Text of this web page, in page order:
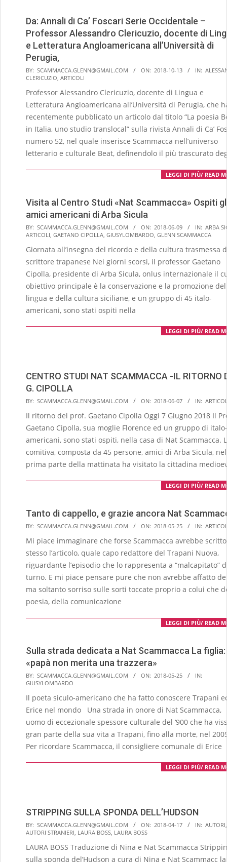
Da: Annali di Ca’ Foscari Serie Occidentale –
Professor Alessandro Clericuzio, docente di
e Letteratura Angloamericana all’Università di
Perugia,
2018-
10-
13
BY: SCAMMACCA.GLENN@GMAIL.COM ON: 2018-10-13 IN:
CLERICUZIO ARTICOLI
Professor Alessandro Clericuzio, docente di Lingua e
Letteratura Angloamericana all’Università di Perugia, che
recentemente pubblicato un articolo dal titolo “La poesia
in Italia, uno studio translocal” sulla rivista Annali di Ca’
numero 52, nel quale inserisce Scammacca nell’universo
letterario e culturale Beat, definendolo il più trascurato
LEGGI DI PIÙ/ READ
Visita al Centro Studi «Nat Scammacca» Ospiti
amici americani di Arba Sicula
2018-
06-
09
BY: SCAMMACCA.GLENN@GMAIL.COM ON: 2018-06-09 IN: ARBA
ARTICOLI GAETANO CIPOLLA GIUSYLOMBARDO GLENN SCAMMACCA
Giornata all’insegna del ricordo e della cultura trasmessa
scrittore trapanese Nei giorni scorsi, il professor Gaetano
Cipolla, presidente di Arba Sicula, onlus internazionale il
obiettivo principale è la conservazione e la promozione
lingua e della cultura siciliane, e un gruppo di 45 italo-
americani, sono stati ospiti nella
LEGGI DI PIÙ/ READ
CENTRO STUDI NAT SCAMMACCA -IL RITORNO
G. CIPOLLA
2018-
06-
07
BY: SCAMMACCA.GLENN@GMAIL.COM ON: 2018-06-07 IN:
Il ritorno del prof. Gaetano Cipolla Oggi 7 Giugno 2018 Il
Gaetano Cipolla, sua moglie Florence ed un gruppo di italo-
americani, sono stati ospiti, nella casa di Nat Scammacca.
comitiva, composta da 45 persone, amici di Arba Sicula,
prima parte della mattinata ha visitato la cittadina
LEGGI DI PIÙ/ READ
Tanto di cappello, e grazie ancora Nat
2018-
05-
25
BY: SCAMMACCA.GLENN@GMAIL.COM ON: 2018-05-25 IN:
Mi piace immaginare che forse Scammacca avrebbe
stesso l’articolo, quale capo redattore del Trapani Nuova,
riguardante l’episodio che lo rappresenta a “malcapitato”
turno. E mi piace pensare pure che non avrebbe affatto
ma soltanto sorriso sulle sorti toccate proprio a colui che
poesia, della comunicazione
LEGGI DI PIÙ/ READ
Sulla strada dedicata a Nat Scammacca La figlia:
«papà non merita una trazzera»
2018-
05-
25
BY: SCAMMACCA.GLENN@GMAIL.COM ON: 2018-05-25
IN:
GIUSYLOMBARDO
Il poeta siculo-americano che ha fatto conoscere Trapani
Erice nel mondo Una strada in onore di Nat Scammacca,
uomo di eccezionale spessore culturale del ‘900 che ha
gran parte della sua vita a Trapani, fino alla morte, nel
Per ricordare Scammacca, il consigliere comunale di Erice
LEGGI DI PIÙ/ READ
STRIPPING SULLA SPONDA DELL’HUDSON
2018-
04-
17
BY: SCAMMACCA.GLENN@GMAIL.COM ON: 2018-04-17 IN: AUTORI,
AUTORI STRANIERI, LAURA BOSS, LAURA BOSS
LAURA BOSS Traduzione di Nina e Nat Scammacca
sulla sponda del’Hudson a cura di Nina e Nat Scammacc la